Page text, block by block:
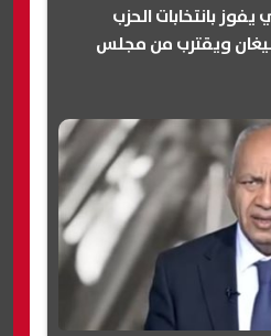
بانتخابات الحزب
ويقترب من مجلس